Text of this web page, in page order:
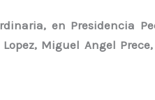
en Presidencia
Miguel Angel Prece,